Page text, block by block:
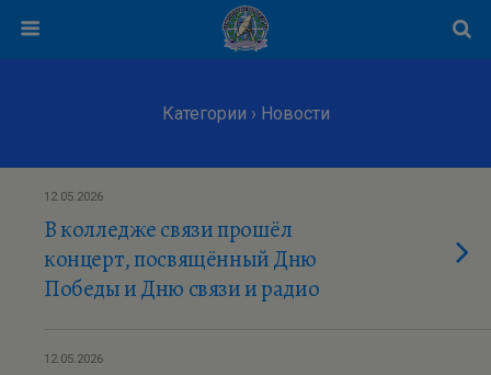
Категории › Новости
12.05.2026
В колледже связи прошёл
концерт, посвящённый Дню
Победы и Дню связи и радио
12.05.2026